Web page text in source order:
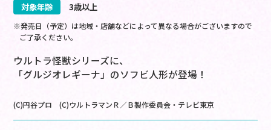
対象年齢
3歳以上
※発売日（予定）は地域・店舗などによって異なる場合がございますので
ご了承ください。
ウルトラ怪獣シリーズに、
「グルジオレギーナ」のソフビ人形が登場！
(C)円谷プロ (C)ウルトラマンＲ／Ｂ製作委員会・テレビ東京